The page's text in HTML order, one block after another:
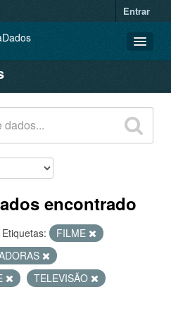
Entrar
encontrado
Etiquetas:
FILME
TELEVISÃO